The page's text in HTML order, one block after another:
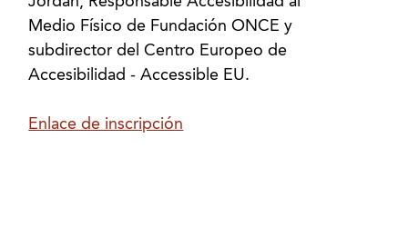
Medio Físico de Fundación ONCE y
subdirector del Centro Europeo de
Accesibilidad - Accessible EU.
Enlace de inscripción